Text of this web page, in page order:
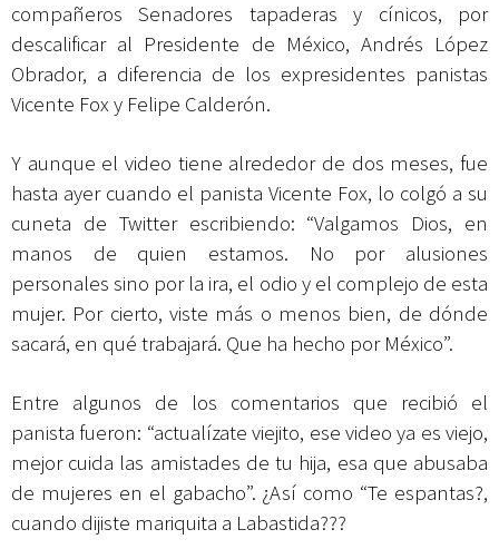
compañeros Senadores tapaderas y cínicos, por
descalificar al Presidente de México, Andrés López
Obrador, a diferencia de los expresidentes panistas
Vicente Fox y Felipe Calderón.
Y aunque el video tiene alrededor de dos meses, fue
hasta ayer cuando el panista Vicente Fox, lo colgó a su
cuneta de Twitter escribiendo: “Valgamos Dios, en
manos de quien estamos. No por alusiones
personales sino por la ira, el odio y el complejo de esta
mujer. Por cierto, viste más o menos bien, de dónde
sacará, en qué trabajará. Que ha hecho por México”.
Entre algunos de los comentarios que recibió el
panista fueron: “actualízate viejito, ese video ya es viejo,
mejor cuida las amistades de tu hija, esa que abusaba
de mujeres en el gabacho”. ¿Así como “Te espantas?,
cuando dijiste mariquita a Labastida???